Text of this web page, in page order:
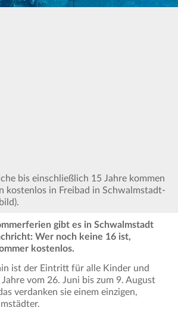
bis einschließlich 15 Jahre kommen
kostenlos in Freibad in Schwalmstadt-
gibt es in Schwalmstadt
Wer noch keine 16 ist,
kostenlos.
ist der Eintritt für alle Kinder und
vom 26. Juni bis zum 9. August
verdanken sie einem einzigen,